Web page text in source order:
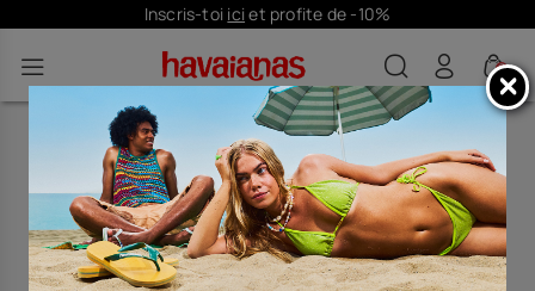
Inscris-toi ici et profite de -10%
0